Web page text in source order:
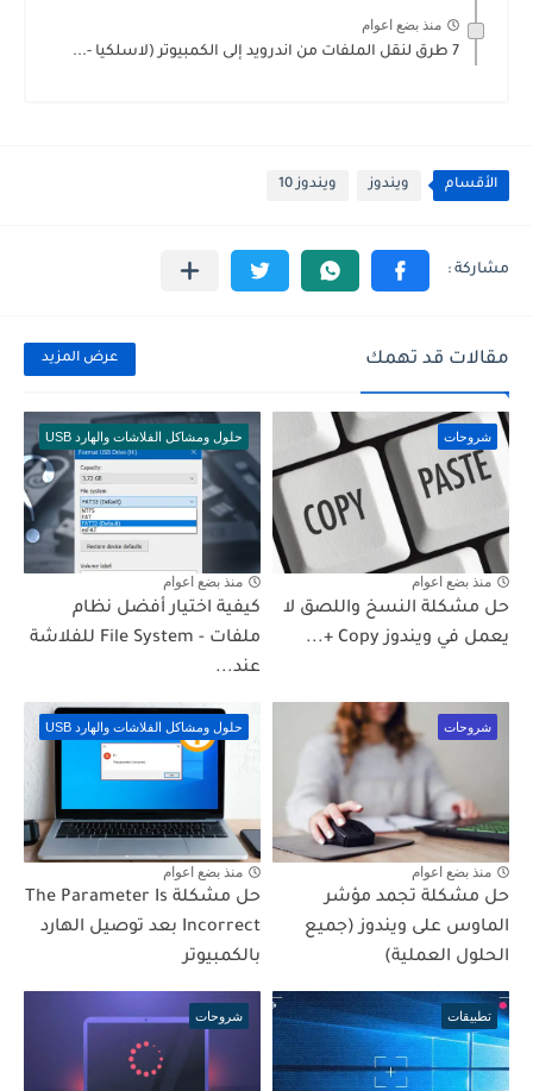
منذ بضع اعوام
7 طرق لنقل الملفات من اندرويد إلى الكمبيوتر (لاسلكيا -...
الأقسام ويندوز ويندوز 10
مقالات قد تهمك عرض المزيد
شروحات
منذ بضع اعوام
حل مشكلة النسخ واللصق لا
يعمل في ويندوز Copy +...
حلول ومشاكل الفلاشات والهارد USB
منذ بضع اعوام
كيفية اختيار أفضل نظام
ملفات - File System للفلاشة
عند...
شروحات
منذ بضع اعوام
حل مشكلة تجمد مؤشر
الماوس على ويندوز (جميع
الحلول العملية)
حلول ومشاكل الفلاشات والهارد USB
منذ بضع اعوام
حل مشكلة The Parameter Is
Incorrect بعد توصيل الهارد
بالكمبيوتر
تطبيقات شروحات